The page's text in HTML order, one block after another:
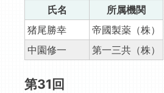
氏名
所属機関
猪尾勝幸
帝國製薬（株）
中園修一
第一三共（株）
第31回